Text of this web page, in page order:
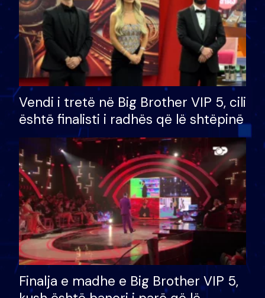
Vendi i tretë në Big Brother VIP 5, cili
është finalisti i radhës që lë shtëpinë
Finalja e madhe e Big Brother VIP 5,